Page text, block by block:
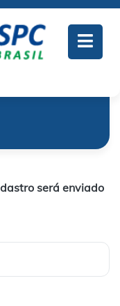
será enviado